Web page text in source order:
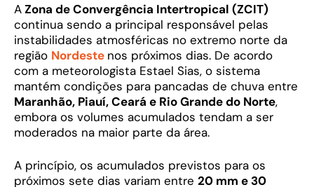
AZona de Convergência Intertropical (ZCIT)
continua sendo a principal responsável pelas
instabilidades atmosféricas no extremo norte da
região Nordeste nos próximos dias. De acordo
com a meteorologista Estael Sias, o sistema
mantém condições para pancadas de chuva entre
Maranhão, Piauí, Ceará e Rio Grande do Norte,
embora os volumes acumulados tendam a ser
moderados na maior parte da área.
A princípio, os acumulados previstos para os
próximos sete dias variam entre 20 mm e 30